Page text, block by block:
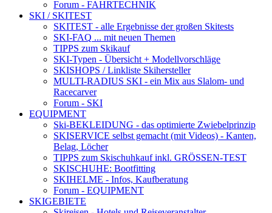
Forum - FAHRTECHNIK
SKI / SKITEST
SKITEST - alle Ergebnisse der großen Skitests
SKI-FAQ ... mit neuen Themen
TIPPS zum Skikauf
SKI-Typen - Übersicht + Modellvorschläge
SKISHOPS / Linkliste Skihersteller
MULTI-RADIUS SKI - ein Mix aus Slalom- und
Racecarver
Forum - SKI
EQUIPMENT
Ski-BEKLEIDUNG - das optimierte Zwiebelprinzip
SKISERVICE selbst gemacht (mit Videos) - Kanten,
Belag, Löcher
TIPPS zum Skischuhkaufinkl. GRÖSSEN-TEST
SKISCHUHE: Bootfitting
SKIHELME - Infos, Kaufberatung
Forum - EQUIPMENT
SKIGEBIETE